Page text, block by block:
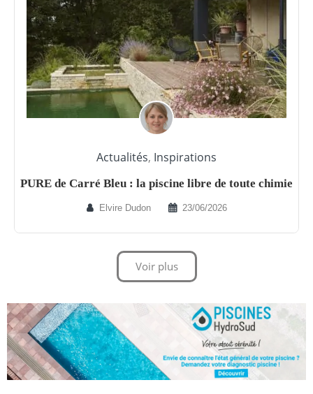
Actualités, Inspirations
PURE de Carré Bleu : la piscine libre de toute chimie
Elvire Dudon 23/06/2026
Voir plus